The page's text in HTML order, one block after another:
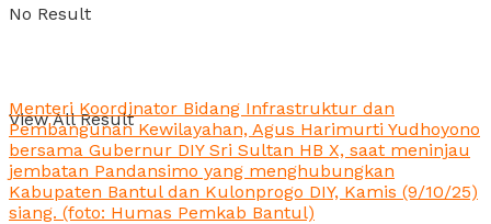
No Result
View All Result
Menteri Koordinator Bidang Infrastruktur dan
Pembangunan Kewilayahan, Agus Harimurti Yudhoyono
bersama Gubernur DIY Sri Sultan HB X, saat meninjau
jembatan Pandansimo yang menghubungkan
Kabupaten Bantul dan Kulonprogo DIY, Kamis (9/10/25)
siang. (foto: Humas Pemkab Bantul)